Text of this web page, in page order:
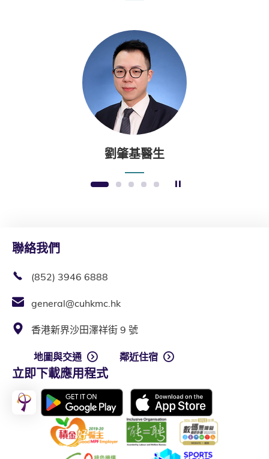
劉肇基醫生
1 2 3 4 5
聯絡我們
(852) 3946 6888
general@cuhkmc.hk
香港新界沙田澤祥街 9 號
地圖與交通 鄰近住宿
立即下載應用程式